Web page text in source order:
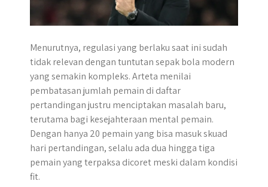
Menurutnya, regulasi yang berlaku saat ini sudah
tidak relevan dengan tuntutan sepak bola modern
yang semakin kompleks. Arteta menilai
pembatasan jumlah pemain di daftar
pertandingan justru menciptakan masalah baru,
terutama bagi kesejahteraan mental pemain.
Dengan hanya 20 pemain yang bisa masuk skuad
hari pertandingan, selalu ada dua hingga tiga
pemain yang terpaksa dicoret meski dalam kondisi
fit.